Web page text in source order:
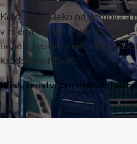
Když jste daleko od domova a
v ní cítit dobře. Proto jí
nebo ji vybavit praktickými
každodenní život.
Příslušenství pro nákladní vozy